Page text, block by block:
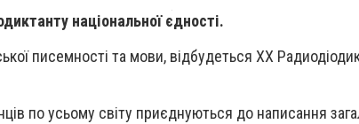
національної єдності.
писемності та мови, відбудеться XX
по усьому світу приєднуються до написання